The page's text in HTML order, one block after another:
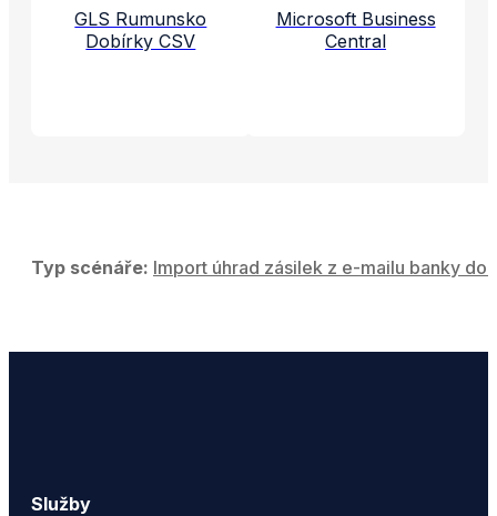
GLS Rumunsko
Dobírky CSV
Microsoft Business
Central
Typ scénáře: Import úhrad zásilek z e-mailu banky do
Služby